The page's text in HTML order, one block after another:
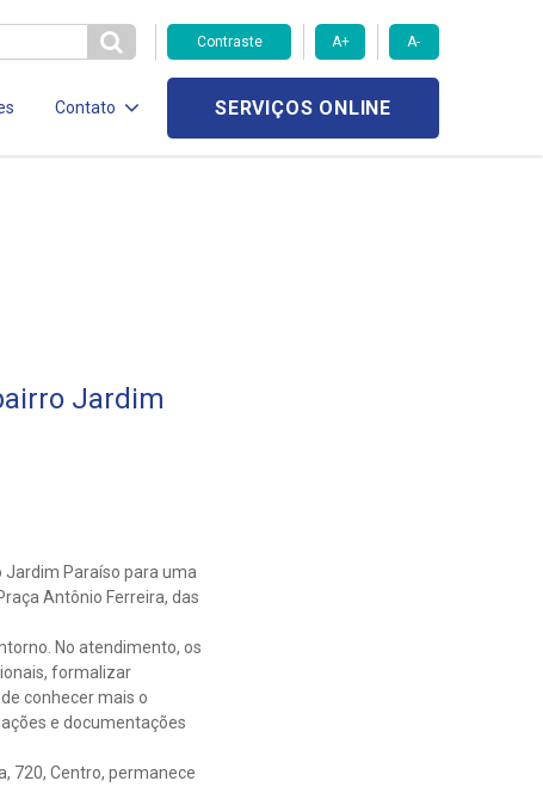
Contraste A+ A-
Contato SERVIÇOS ONLINE
Jardim
Jardim Paraíso para uma
Antônio Ferreira, das
No atendimento, os
formalizar
conhecer mais o
e documentações
720, Centro, permanece